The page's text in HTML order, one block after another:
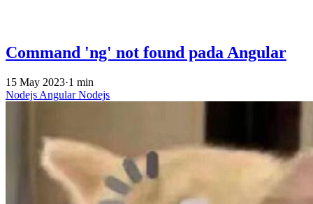
Command 'ng' not found pada Angular
15 May 2023·1 min
Nodejs AngularNodejs